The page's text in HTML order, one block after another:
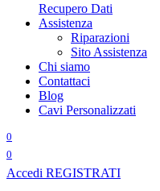
Recupero Dati
Assistenza
Riparazioni
Sito Assistenza
Chi siamo
Contattaci
Blog
Cavi Personalizzati
0
0
Accedi REGISTRATI